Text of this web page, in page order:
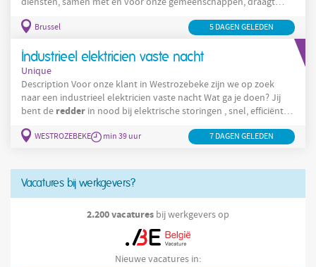
onderzoek en de publieke dienstverlening van morgen. De missie
van Belnet is het beheren van een hoogperformant netwerk voor
universiteiten, hogescholen, onderzoekscentra en
overheidsdiensten. Het Belnet-netwerk fungeert tevens als
toegangspoort tot
Brussel 5 DAGEN GELEDEN
Industrieel elektricien vaste nacht
Unique
Description Voor onze klant in Westrozebeke zijn we op zoek
naar een industrieel elektricien vaste nacht Wat ga je doen? Jij
bent de redder in nood bij elektrische storingen , snel, efficiënt
installaties optimaal blijven presteren. Je voert preventief
WESTROZEBEKE min 39 uur 7 DAGEN GELEDEN
Vacatures bij werkgevers?
2.200 vacatures bij werkgevers op
Nieuwe vacatures in: